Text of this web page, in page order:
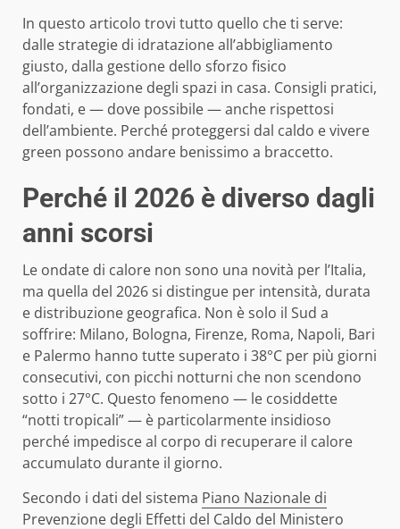
In questo articolo trovi tutto quello che ti serve:
dalle strategie di idratazione all’abbigliamento
giusto, dalla gestione dello sforzo fisico
all’organizzazione degli spazi in casa. Consigli pratici,
fondati, e — dove possibile — anche rispettosi
dell’ambiente. Perché proteggersi dal caldo e vivere
green possono andare benissimo a braccetto.
Perché il 2026 è diverso dagli
anni scorsi
Le ondate di calore non sono una novità per l’Italia,
ma quella del 2026 si distingue per intensità, durata
e distribuzione geografica. Non è solo il Sud a
soffrire: Milano, Bologna, Firenze, Roma, Napoli, Bari
e Palermo hanno tutte superato i 38°C per più giorni
consecutivi, con picchi notturni che non scendono
sotto i 27°C. Questo fenomeno — le cosiddette
“notti tropicali” — è particolarmente insidioso
perché impedisce al corpo di recuperare il calore
accumulato durante il giorno.
Secondo i dati del sistema Piano Nazionale di
Prevenzione degli Effetti del Caldo del Ministero